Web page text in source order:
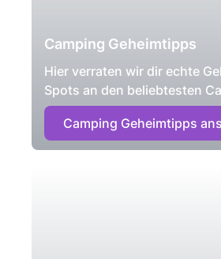
Camping Geheimtipps
Hier verraten wir dir echte
Spots an den beliebtesten
Camping Geheimtipps